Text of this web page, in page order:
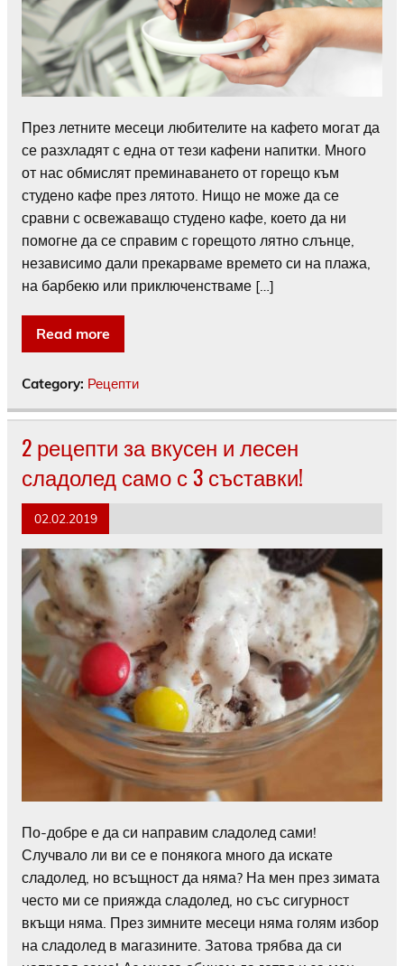
През летните месеци любителите на кафето могат да
се разхладят с една от тези кафени напитки. Много
от нас обмислят преминаването от горещо към
студено кафе през лятото. Нищо не може да се
сравни с освежаващо студено кафе, което да ни
помогне да се справим с горещото лятно слънце,
независимо дали прекарваме времето си на плажа,
на барбекю или приключенстваме […]
Read more
Category: Рецепти
2 рецепти за вкусен и лесен
сладолед само с 3 съставки!
02.02.2019
По-добре е да си направим сладолед сами!
Случвало ли ви се е понякога много да искате
сладолед, но всъщност да няма? На мен през зимата
често ми се прияжда сладолед, но със сигурност
вкъщи няма. През зимните месеци няма голям избор
на сладолед в магазините. Затова трябва да си